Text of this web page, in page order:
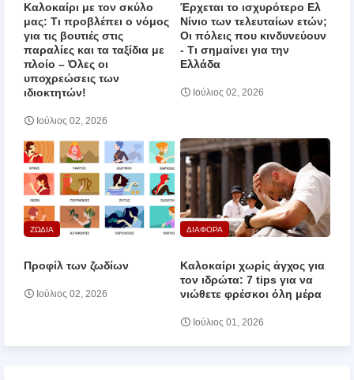
Καλοκαίρι με τον σκύλο
μας: Τι προβλέπει ο νόμος
για τις βουτιές στις
παραλίες και τα ταξίδια με
πλοίο – Όλες οι
υποχρεώσεις των
ιδιοκτητών!
Ιούλιος 02, 2026
Έρχεται το ισχυρότερο Ελ
Νίνιο των τελευταίων ετών;
Οι πόλεις που κινδυνεύουν
‑ Τι σημαίνει για την
Ελλάδα
Ιούλιος 02, 2026
ΖΩΔΙΑ
Προφίλ των ζωδίων
Ιούλιος 02, 2026
ΔΙΑΦΟΡΑ
Καλοκαίρι χωρίς άγχος για
τον ιδρώτα: 7 tips για να
νιώθετε φρέσκοι όλη μέρα
Ιούλιος 01, 2026